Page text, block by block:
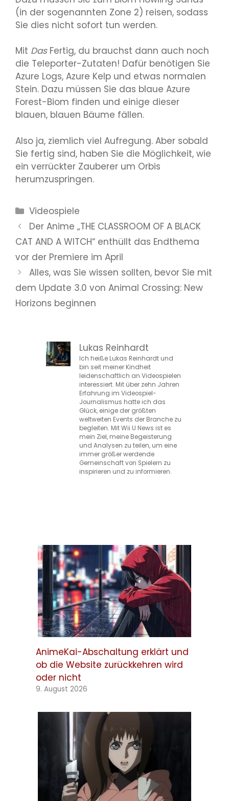
(in der sogenannten Zone 2) reisen, sodass
Sie dies nicht sofort tun werden.
Mit DasFertig, du brauchst dann auch noch
die Teleporter-Zutaten! Dafür benötigen Sie
Azure Logs, Azure Kelp und etwas normalen
Stein. Dazu müssen Sie das blaue Azure
Forest-Biom finden und einige dieser
blauen, blauen Bäume fällen.
Also ja, ziemlich viel Aufregung. Aber sobald
Sie fertig sind, haben Sie die Möglichkeit, wie
ein verrückter Zauberer um Orbis
herumzuspringen.
Kategorien
Videospiele
Der Anime „THE CLASSROOM OF A BLACK
CAT AND A WITCH“ enthüllt das Endthema
vor der Premiere im April
Alles, was Sie wissen sollten, bevor Sie mit
dem Update 3.0 von Animal Crossing: New
Horizons beginnen
Lukas Reinhardt
Ich heiße Lukas Reinhardt und
bin seit meiner Kindheit
leidenschaftlich an Videospielen
interessiert. Mit über zehn Jahren
Erfahrung im Videospiel-
Journalismus hatte ich das
Glück, einige der größten
weltweiten Events der Branche zu
begleiten. Mit Wii U News ist es
mein Ziel, meine Begeisterung
und Analysen zu teilen, um eine
immer größer werdende
Gemeinschaft von Spielern zu
inspirieren und zu informieren.
AnimeKai-Abschaltung erklärt und
ob die Website zurückkehren wird
oder nicht
9. August 2026